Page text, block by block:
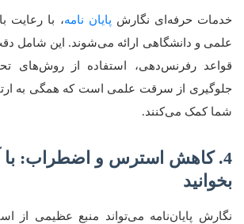
خدمات حرفه‌ای نگارش پایان نامه، با رعایت
علمی و دانشگاهی ارائه می‌شوند. این شامل
قواعد رفرنس‌دهی، استفاده از روش‌های
جلوگیری از سرقت علمی است که همگی به
شما کمک می‌کنند.
4. کاهش استرس و اضطراب:
بخوانید
نگارش پایان‌نامه می‌تواند منبع عظیمی از